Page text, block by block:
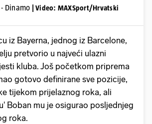
Dinamo
| Video: MAXSport/Hrvatski
iz Bayerna, jednog iz Barcelone,
pretvorio u najveći ulazni
kluba. Još početkom priprema
gotovo definirane sve pozicije,
tijekom prijelaznog roka, ali
Boban mu je osigurao posljednjeg
roka.